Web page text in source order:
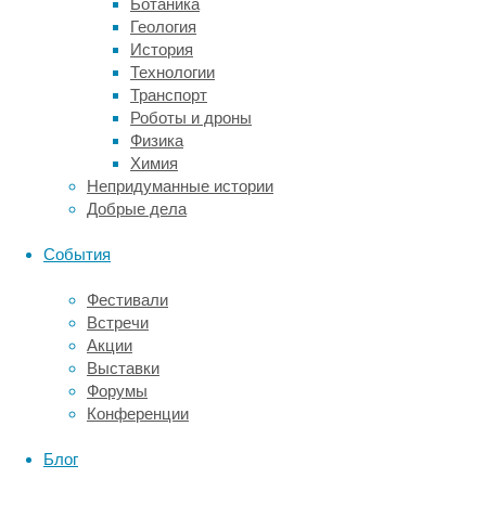
Ботаника
Геология
История
Технологии
Транспорт
Роботы и дроны
Физика
Химия
Непридуманные истории
Добрые дела
События
Фестивали
Встречи
Акции
Выставки
Форумы
Конференции
Блог
переучивание.
Сначала
один
запах
означал
сахар,
второй
—
раствор.
правило
меняли
местами.
Такая
схема
исследовала